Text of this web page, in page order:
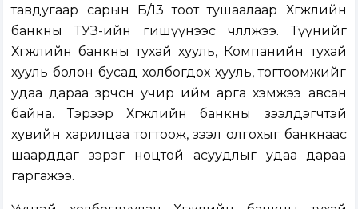
тавдугаар сарын Б/13 тоот тушаалаар Хөгжлийн
банкны ТУЗ-ийн гишүүнээс чөлөөлжээ. Түүнийг
Хөгжлийн банкны тухай хууль, Компанийн тухай
хууль болон бусад холбогдох хууль, тогтоомжийг
удаа дараа зөрчсөн учир ийм арга хэмжээ авсан
байна. Тэрээр Хөгжлийн банкны зээлдэгчтэй
хувийн харилцаа тогтоож, зээл олгохыг банкнаас
шаарддаг зэрэг ноцтой асуудлыг удаа дараа
гаргажээ.